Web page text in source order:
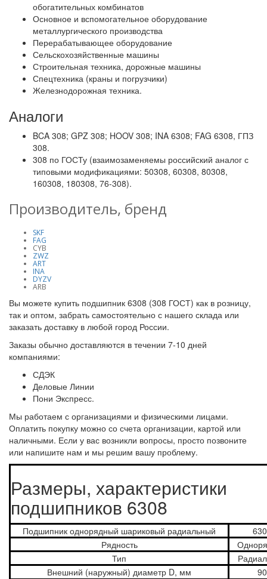
обогатительных комбинатов
Основное и вспомогательное оборудование
металлургического производства
Перерабатывающее оборудование
Сельскохозяйственные машины
Строительная техника, дорожные машины
Спецтехника (краны и погрузчики)
Железнодорожная техника.
Аналоги
BCA 308; GPZ 308; HOOV 308; INA 6308; FAG 6308, ГПЗ
308.
308 по ГОСТу (взаимозаменяемы российский аналог с
типовыми модификациями: 50308, 60308, 80308,
160308, 180308, 76-308).
Производитель, бренд
SKF
FAG
CYB
ZWZ
ART
INA
DYZV
ARB
Вы можете купить подшипник 6308 (308 ГОСТ) как в розницу,
так и оптом, забрать самостоятельно с нашего склада или
заказать доставку в любой город России.
Заказы обычно доставляются в течении 7-10 дней
компаниями:
СДЭК
Деловые Линии
Пони Экспресс.
Мы работаем с организациями и физическими лицами.
Оплатить покупку можно со счета организации, картой или
наличными. Если у вас возникли вопросы, просто позвоните
или напишите нам и мы решим вашу проблему.
Размеры, характеристики
подшипников 6308
Подшипник однорядный шариковый радиальный
Рядность
Тип
Внешний (наружный) диаметр D, мм
90